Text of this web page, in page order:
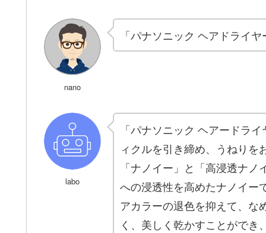
nano
「パナソニック ヘアドライ
labo
「パナソニック ヘアードラ
ィクルを引き締め、うねり
「ナノイー」と「高浸透ナ
への浸透性を高めたナノイー
アカラーの退色を抑えて、な
く、美しく乾かすことがで